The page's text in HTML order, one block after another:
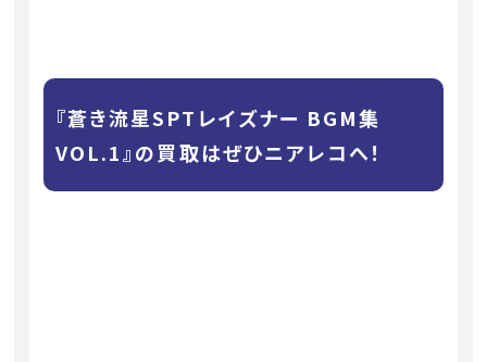
『蒼き流星SPTレイズナー BGM集
VOL.1』の買取はぜひニアレコへ！